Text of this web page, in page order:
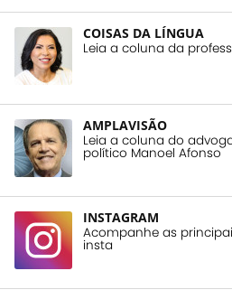
COISAS DA LÍNGUA
Leia a coluna da
AMPLAVISÃO
Leia a coluna do
político Manoel Afonso
INSTAGRAM
Acompanhe as
insta